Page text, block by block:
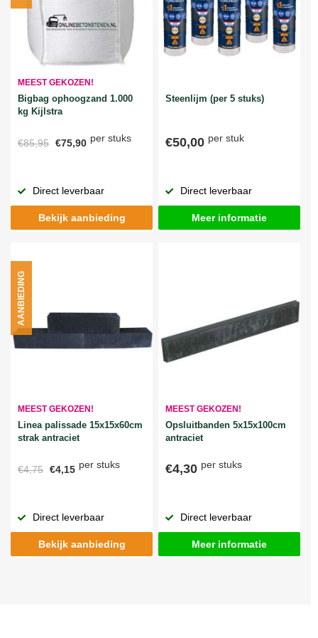
MEEST GEKOZEN!
Bigbag ophoogzand 1.000
kg Kijlstra
€85,95 €75,90 per stuks
Direct leverbaar
Bekijk aanbieding
Steenlijm (per 5 stuks)
€50,00 per stuk
Direct leverbaar
Meer informatie
MEEST GEKOZEN!
Linea palissade 15x15x60cm
strak antraciet
€4,75 €4,15 per stuks
AANBIEDING
Direct leverbaar
Bekijk aanbieding
MEEST GEKOZEN!
Opsluitbanden 5x15x100cm
antraciet
€4,30 per stuks
Direct leverbaar
Meer informatie